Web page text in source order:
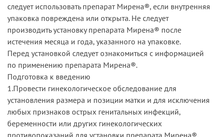
следует использовать препарат Мирена®, если внутренняя
упаковка повреждена или открыта. Не следует
производить установку препарата Мирена® после
истечения месяца и года, указанного на упаковке.
Перед установкой следует ознакомиться с информацией
по применению препарата Мирена®.
Подготовка к введению
1.Провести гинекологическое обследование для
установления размера и позиции матки и для исключения
любых признаков острых генитальных инфекций,
беременности или других гинекологических
противопоказаний для установки препарата Мирена®.